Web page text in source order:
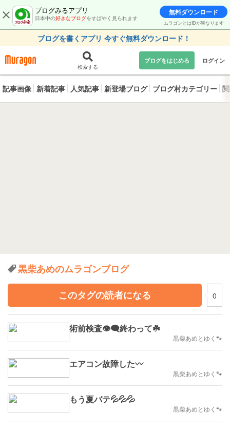
ブログみるアプリ
日本中の好きなブログをすばやく見られます
無料ダウンロード
ムラゴンとはIDが異なります
ブログを書くアプリ 今すぐ無料ダウンロード！
検索する
ブログをはじめる ログイン
記事画像 新着記事 人気記事 新登場ブログ ブログ村カテゴリー
黒柴あめのムラゴンブログ
このタグの読者になる
0
術前検査👁️‍🗨️終わって☘️
黒柴あめとゆく🐾
エアコン故障した〰️
黒柴あめとゆく🐾
もう夏バテ💦💦💦
黒柴あめとゆく🐾